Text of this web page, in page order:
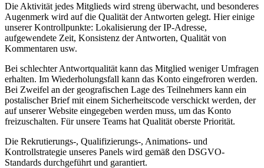
Die Aktivität jedes Mitglieds wird streng überwacht, und besonderes
Augenmerk wird auf die Qualität der Antworten gelegt. Hier einige
unserer Kontrollpunkte: Lokalisierung der IP-Adresse,
aufgewendete Zeit, Konsistenz der Antworten, Qualität von
Kommentaren usw.
Bei schlechter Antwortqualität kann das Mitglied weniger Umfragen
erhalten. Im Wiederholungsfall kann das Konto eingefroren werden.
Bei Zweifel an der geografischen Lage des Teilnehmers kann ein
postalischer Brief mit einem Sicherheitscode verschickt werden, der
auf unserer Website eingegeben werden muss, um das Konto
freizuschalten. Für unsere Teams hat Qualität oberste Priorität.
Die Rekrutierungs-, Qualifizierungs-, Animations- und
Kontrollstrategie unseres Panels wird gemäß den DSGVO-
Standards durchgeführt und garantiert.